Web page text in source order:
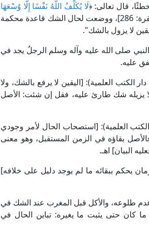
لَا يُكَلِّفُ اللَّهُ نَفْسًا إِلَّا وُسْعَهَا
﴾ [البقرة: 286]، ووضعت لحال الشك قاعدة محكمة
لا يزول بالشك".
صلى الله عليه وآله وسلم الرجلُ يجد في
عليه.
التاج السبكي الشافعي في "الأشباه والنظائر" (1/ 13، ط. دار الكتب العلمية): [اليقين لا يرفع بالشك، ولا
يزيله شك طارئ عليه، فقل إن شئت: الأصل
الشافعي في "البحر المحيط" (8/ 13، ط. دار الكتب العلمية): [استصحاب الحال لأمر وجودي
بقاؤه في الزمن المستقبل، وهو معنى
البيان] اهـ.
نور محمد): [ما ثبت بزمان يحكم ببقائه ما لم يوجد دليل على خلافه]
طلوعه، والأكل قبل المغرب عند الشك في
كان حتى يثبت ما يغيره: تباين الحال في